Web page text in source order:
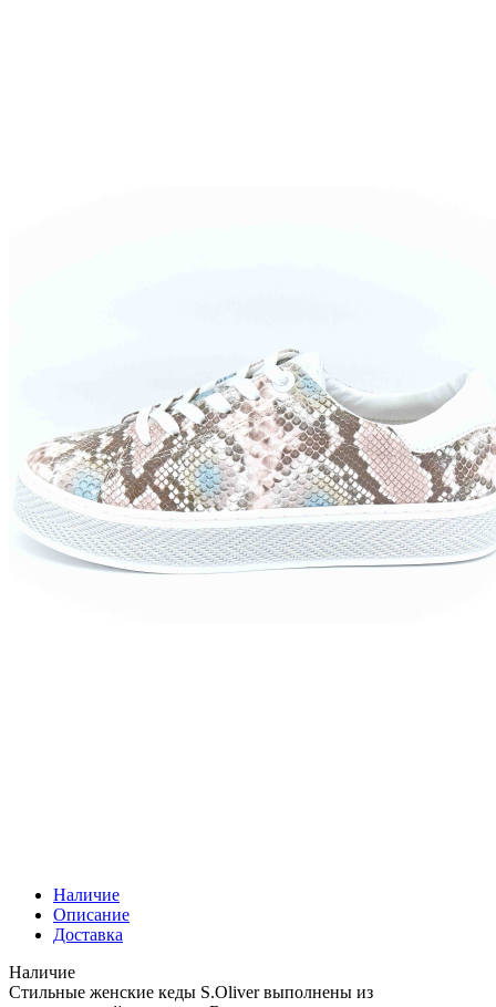
Наличие
Описание
Доставка
Наличие
Стильные женские кеды S.Oliver выполнены из